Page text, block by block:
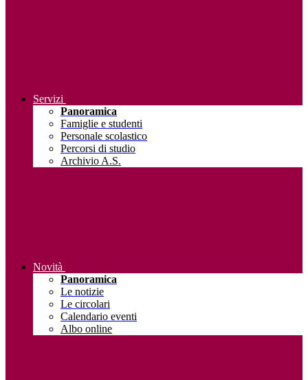
Servizi
Panoramica
Famiglie e studenti
Personale scolastico
Percorsi di studio
Archivio A.S.
Novità
Panoramica
Le notizie
Le circolari
Calendario eventi
Albo online